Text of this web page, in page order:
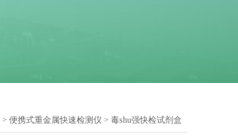
> 便携式重金属快速检测仪 > 毒shu强快检试剂盒